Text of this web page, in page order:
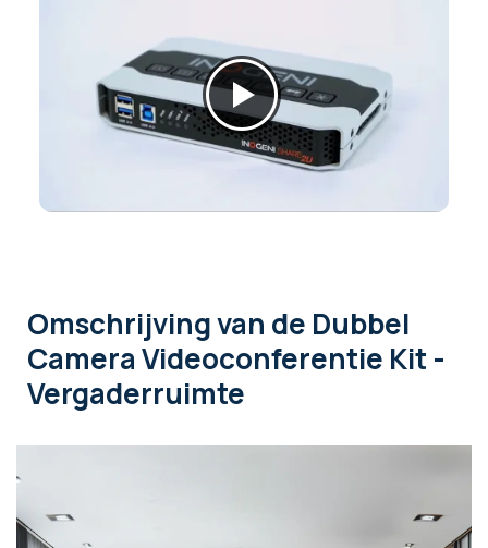
Omschrijvingvan de Dubbel
Camera Videoconferentie Kit -
Vergaderruimte